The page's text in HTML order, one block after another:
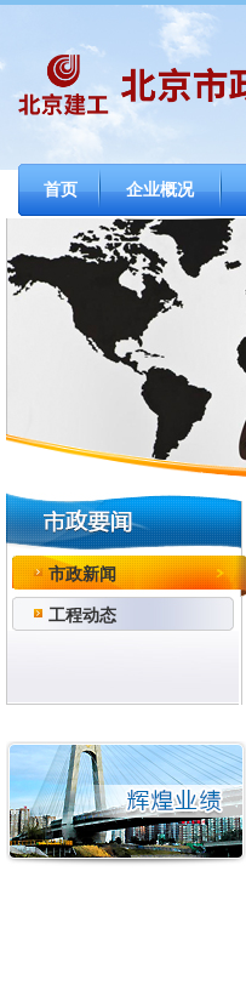
首页 企业概况
市政新闻
工程动态